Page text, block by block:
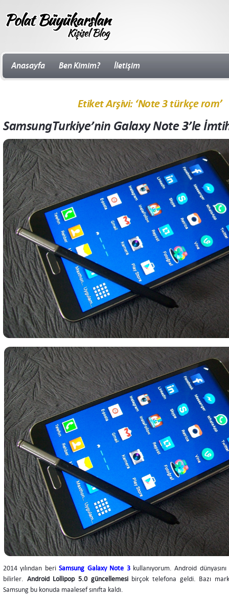
Anasayfa Ben Kimim? İletişim
Etiket Arşivi: ‘Note 3 türkçe rom’
SamsungTurkiye’nin Galaxy Note 3’le
2014 yılından beriSamsung Galaxy Note 3kullanıyorum. Android
bilirler. Android Lollipop 5.0 güncellemesibirçok telefona geldi. Bazı
Samsung bu konuda maalesef sınıfta kaldı.